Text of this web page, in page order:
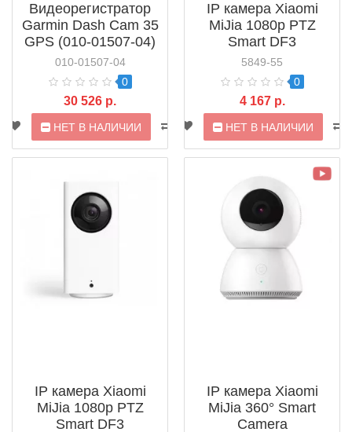
Видеорегистратор
Garmin Dash Cam 35
GPS (010-01507-04)
010-01507-04
0
30 526 р.
НЕТ В НАЛИЧИИ
IP камера Xiaomi
MiJia 1080p PTZ
Smart DF3
(ZRM4040RT)
5849-55
0
4 167 р.
НЕТ В НАЛИЧИИ
IP камера Xiaomi
MiJia 1080p PTZ
Smart DF3
IP камера Xiaomi
MiJia 360° Smart
Camera